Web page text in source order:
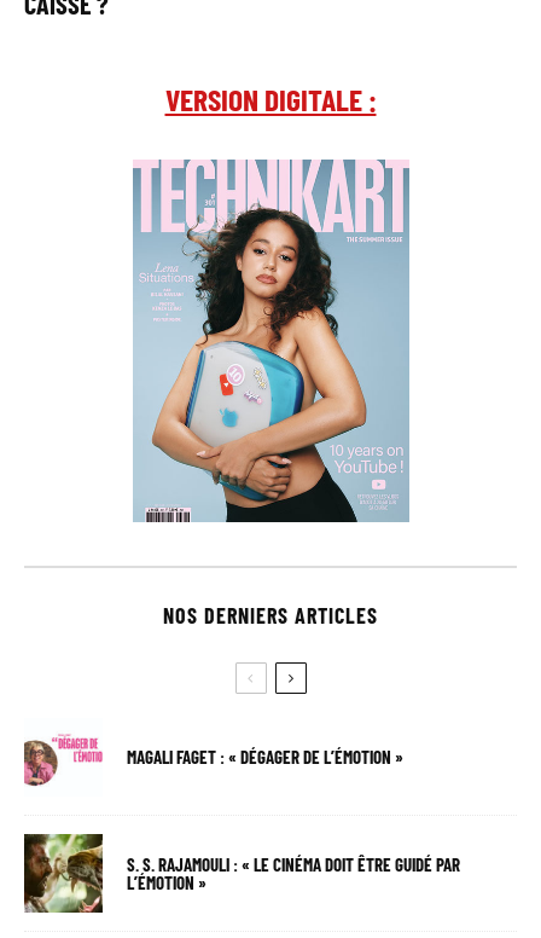
VERSION DIGITALE :
NOS DERNIERS ARTICLES
MAGALI FAGET : « DÉGAGER DE L’ÉMOTION »
S. S. RAJAMOULI : « LE CINÉMA DOIT ÊTRE GUIDÉ PAR
L’ÉMOTION »